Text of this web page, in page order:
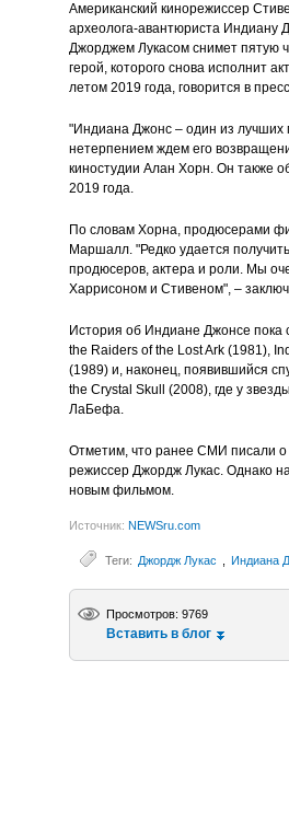
Американский кинорежиссер
археолога-авантюриста Индиану
Джорджем Лукасом снимет пятую
герой, которого снова исполнит
летом 2019 года, говорится в
"Индиана Джонс – один из лучших
нетерпением ждем его
киностудии Алан Хорн. Он также
2019 года.
По словам Хорна, продюсерами
Маршалл. "Редко удается
продюсеров, актера и роли. Мы
Харрисоном и Стивеном", –
История об Индиане Джонсе пока
the Raiders of the Lost Ark (1981),
(1989) и, наконец, появившийся
the Crystal Skull (2008), где у
ЛаБефа.
Отметим, что ранее СМИ писали о
режиссер Джордж Лукас. Однако
новым фильмом.
Источник: NEWSru.com
Теги: Джордж Лукас Индиана
Просмотров: 9769
Вставить в блог